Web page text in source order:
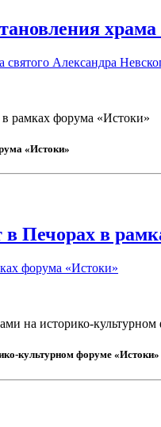
храма
Александра
рамках форума «Истоки»
«Истоки»
Печорах в
форума «Истоки»
на историко-
культурном форуме «Истоки»